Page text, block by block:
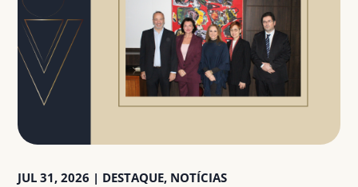
JUL 31, 2026 | DESTAQUE, NOTÍCIAS